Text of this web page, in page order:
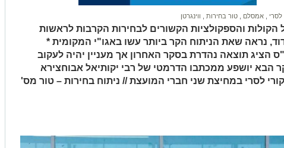
לסרי אמסלם טור בחירות ווינגרטן
הקולות והספקולציות הקשורים לבחירות הקרבות לראשות
נראה שאת הניתוח הקר ביותר עשו באגו"י המקומית *
הציג תוצאה נהדרת בסקר האחרון אך מעניין יהיה לעקוב
הבא יושפע ממכתבו הדרמטי של רבי יקותיאל אבוחצירא
לסרי במחיצת שני חברי המועצת // ניתוח בחירות – טור מס'